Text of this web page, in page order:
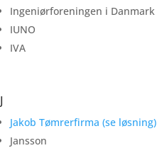
Ingeniørforeningen i Danmark
IUNO
IVA
J
Jakob Tømrerfirma (se løsning)
Jansson